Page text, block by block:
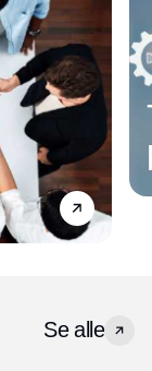
Se alle